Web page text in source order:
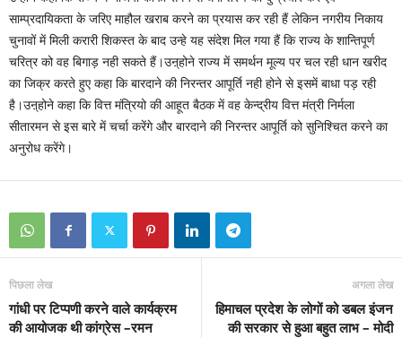
साम्प्रदायिकता के जरिए माहौल खराब करने का प्रयास कर रही हैं लेकिन नगरीय निकाय
चुनावों में मिली करारी शिकस्त के बाद उन्हे यह संदेश मिल गया हैं कि राज्य के शान्तिपूर्ण
चरित्र को वह बिगाड़ नही सकते हैं।उऩ्होने राज्य में समर्थन मूल्य पर चल रही धान खरीद
का जिक्र करते हुए कहा कि बारदाने की निरन्तर आपूर्ति नही होने से इसमें बाधा पड़ रही
है।उऩ्होने कहा कि वित्त मंत्रियो की आहूत बैठक में वह केन्द्रीय वित्त मंत्री निर्मला
सीतारमन से इस बारे में चर्चा करेंगे और बारदाने की निरन्तर आपूर्ति को सुनिश्चित करने का
अनुरोध करेंगे।
पिछला लेख
गांधी पर टिप्पणी करने वाले कार्यक्रम
की आयोजक थी कांग्रेस –रमन
अगला लेख
हिमाचल प्रदेश के लोगों को डबल इंजन
की सरकार से हुआ बहुत लाभ – मोदी